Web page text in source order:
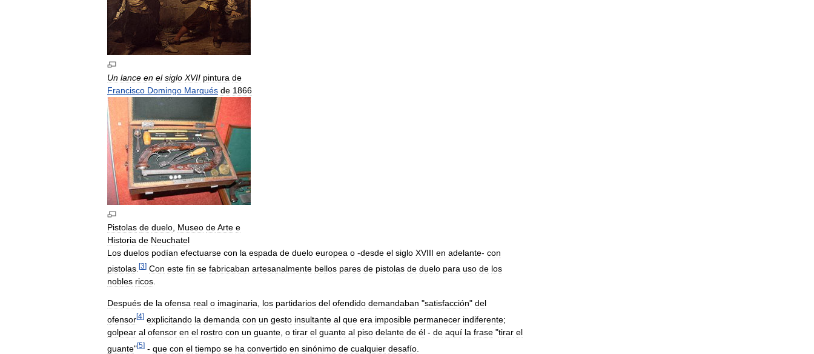
Un lance en el siglo XVII pintura de
Francisco Domingo Marqués de 1866
Pistolas de duelo Museo deArte e
Historia de Neuchatel
Los duelos podían efectuarse con la espada de duelo europea o -desde el siglo XVIII en adelante- con
pistolas [3] Con este fin se fabricaban artesanalmente bellos pares de pistolas de duelo para uso de los
nobles ricos.
Después de la ofensa real o imaginaria, los partidarios del ofendido demandaban "satisfacción" del
ofensor[4] explicitando la demanda con un gesto insultante al que era imposible permanecer indiferente;
golpear al ofensor en el rostro con un guante o tirar el guante al piso delante de él - de aquí la frase "tirar el
guante"[5] - que con el tiempo se ha convertido en sinónimo de cualquier desafío